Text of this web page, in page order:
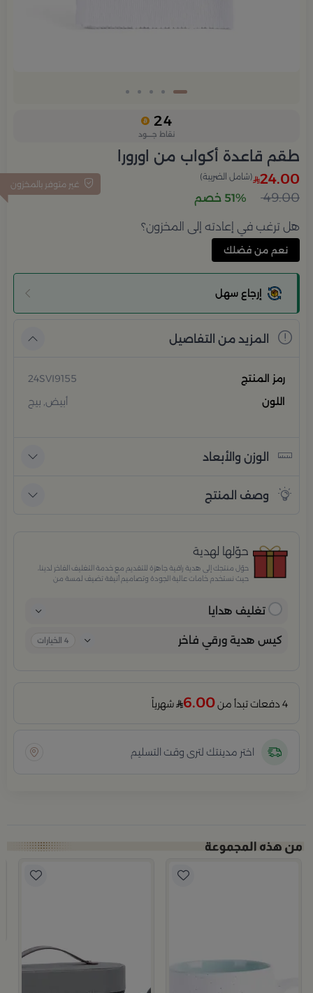
24
نقاط جــــود
طقم قاعدة أكواب من اورورا
غير متوفر بالمخزون 24.00 (شامل الضريبة)
49.00 51% خصم
هل ترغب في إعادته إلى المخزون؟
نعم من فضلك
إرجاع سهل
المزيد من التفاصيل
رمز المنتج
24SVI9155
اللون
أبيض, بيج
الوزن والأبعاد
وصف المنتج
حوّلها لهدية
حوّل منتجك إلى هدية راقية جاهزة للتقديم مع خدمة التغليف الفاخر لدينا،
حيث نستخدم خامات عالية الجودة وتصاميم أنيقة تضيف لمسة من
تغليف هدايا
كيس هدية ورقي فاخر 4 الخيارات
4 دفعات تبدأ من 6.00 شهرياً
اختر مدينتك لترى وقت التسليم